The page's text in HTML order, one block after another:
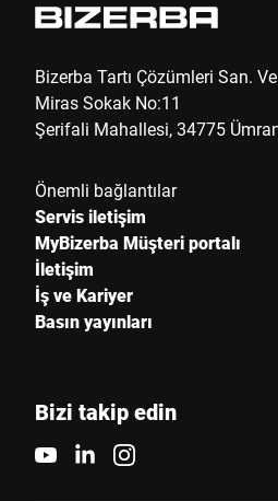
Posta kodu *
Şehir *
Bizerba Tartı Çözümleri San.
Miras Sokak No:11
Şerifali Mahallesi, 34775
Önemli bağlantılar
Servis iletişim
MyBizerba Müşteri portalı
İletişim
İş ve Kariyer
Basın yayınları
Bizi takip edin